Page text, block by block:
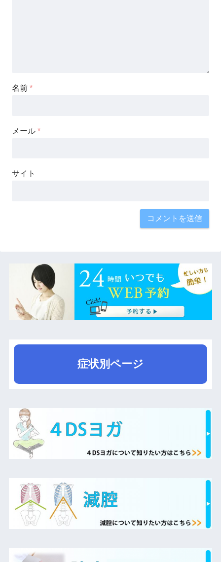
名前 *
メール *
サイト
症状別ページ